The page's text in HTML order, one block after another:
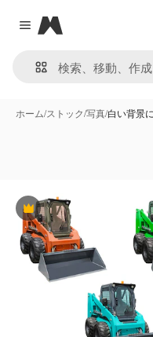
Close menu
Magnific
ホーム/ストック/写真/白い背景
Premium